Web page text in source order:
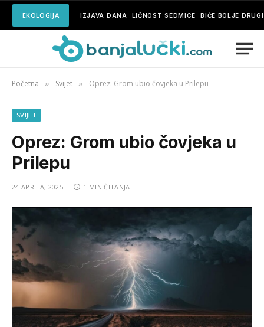
EKOLOGIJA IZJAVA DANA LIČNOST SEDMICE BIĆE BOLJE
Početna » Svijet » Oprez: Grom ubio čovjeka u Prilepu
SVIJET
Oprez: Grom ubio čovjeka u
Prilepu
24 APRILA, 2025 1 MIN ČITANJA